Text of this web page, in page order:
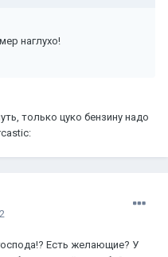
наглухо!
только цуко бензину надо
Есть желающие? У